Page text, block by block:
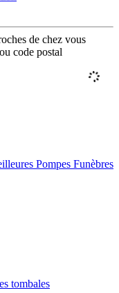
de chez vous
code postal
Pompes Funèbres
tombales